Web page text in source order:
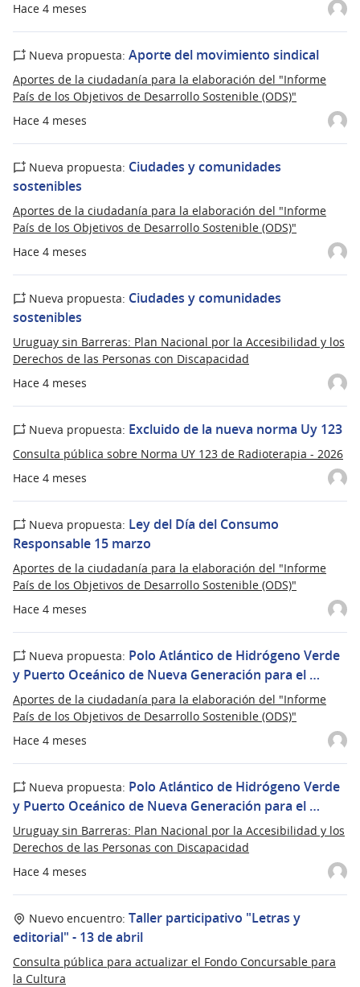
Hace 4 meses
Hace 4 meses
Nueva propuesta: Aporte del movimiento sindical
Aportes de la ciudadanía para la elaboración del "Informe
País de los Objetivos de Desarrollo Sostenible (ODS)"
Hace 4 meses
Nueva propuesta: Ciudades y comunidades
sostenibles
Aportes de la ciudadanía para la elaboración del "Informe
País de los Objetivos de Desarrollo Sostenible (ODS)"
Hace 4 meses
Nueva propuesta: Ciudades y comunidades
sostenibles
Uruguay sin Barreras: Plan Nacional por la Accesibilidad y los
Derechos de las Personas con Discapacidad
Hace 4 meses
Nueva propuesta: Excluido de la nueva norma Uy 123
Consulta pública sobre Norma UY 123 de Radioterapia - 2026
Hace 4 meses
Nueva propuesta: Ley del Día del Consumo
Responsable 15 marzo
Aportes de la ciudadanía para la elaboración del "Informe
País de los Objetivos de Desarrollo Sostenible (ODS)"
Hace 4 meses
Nueva propuesta: Polo Atlántico de Hidrógeno Verde
y Puerto Oceánico de Nueva Generación para el …
Aportes de la ciudadanía para la elaboración del "Informe
País de los Objetivos de Desarrollo Sostenible (ODS)"
Hace 4 meses
Nueva propuesta: Polo Atlántico de Hidrógeno Verde
y Puerto Oceánico de Nueva Generación para el …
Uruguay sin Barreras: Plan Nacional por la Accesibilidad y los
Derechos de las Personas con Discapacidad
Nuevo encuentro: Taller participativo "Letras y
editorial" - 13 de abril
Consulta pública para actualizar el Fondo Concursable para
la Cultura